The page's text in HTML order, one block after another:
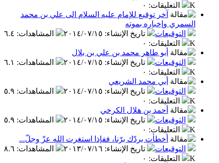
K
التعليقات: ٠
آخر توقيع للإمام عليه السلام الى علي بن محمد
السمري وإخباره بموته
التوقيعات
تاريخ الإنشاء: ٢٠١٤/٠٧/١٥ المشاهدات: ٦.٤
K
التعليقات: ٠
أبو طاهر محمد بن علي بن بلال
التوقيعات
تاريخ الإنشاء: ٢٠١٤/٠٧/١٥ المشاهدات: ٦.١
K
التعليقات: ٠
أبي محمد الشريعي
التوقيعات
تاريخ الإنشاء: ٢٠١٤/٠٧/١٥ المشاهدات: ٥.٩
K
التعليقات: ٠
أحمد بن هلال الكرخي
التوقيعات
تاريخ الإنشاء: ٢٠١٤/٠٧/١٥ المشاهدات: ٥.٩
K
التعليقات: ٠
أخطأت بردّك برّنا، ففإذا استغرت الله عزّ وجلّ...
التوقيعات
تاريخ الإنشاء: ٢٠١٣/٠٧/١٦ المشاهدات: ٨.٦
K
التعليقات: ٠